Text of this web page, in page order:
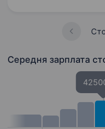
Середня зарплата